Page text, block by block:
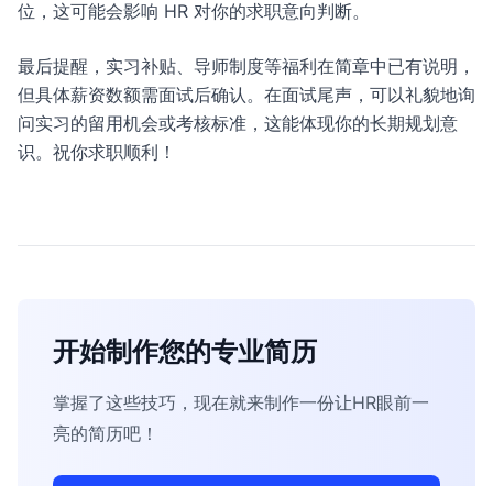
位，这可能会影响 HR 对你的求职意向判断。
最后提醒，实习补贴、导师制度等福利在简章中已有说明，
但具体薪资数额需面试后确认。在面试尾声，可以礼貌地询
问实习的留用机会或考核标准，这能体现你的长期规划意
识。祝你求职顺利！
开始制作您的专业简历
掌握了这些技巧，现在就来制作一份让HR眼前一
亮的简历吧！